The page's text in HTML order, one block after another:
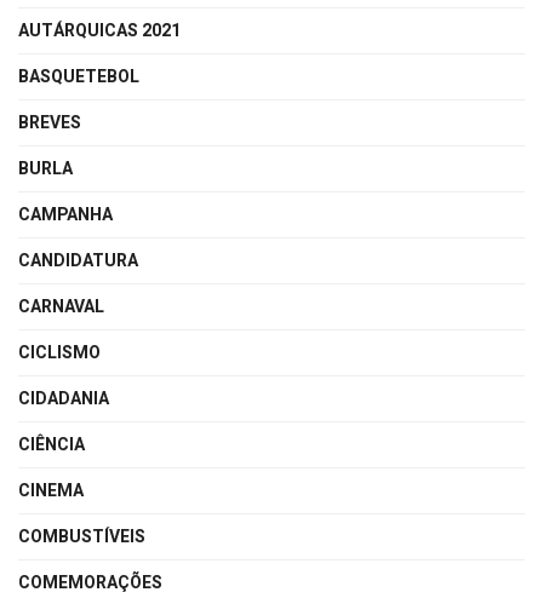
AUTÁRQUICAS 2021
BASQUETEBOL
BREVES
BURLA
CAMPANHA
CANDIDATURA
CARNAVAL
CICLISMO
CIDADANIA
CIÊNCIA
CINEMA
COMBUSTÍVEIS
COMEMORAÇÕES